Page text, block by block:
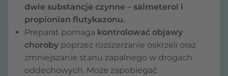
dwie substancje czynne – salmeterol i
propionian flutykazonu.
Preparat pomaga kontrolować objawy
choroby poprzez rozszerzanie oskrzeli oraz
zmniejszanie stanu zapalnego w drogach
oddechowych. Może zapobiegać